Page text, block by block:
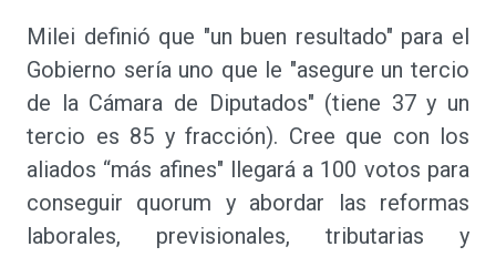
Milei definió que "un buen resultado" para el
Gobierno sería uno que le "asegure un tercio
de la Cámara de Diputados" (tiene 37 y un
tercio es 85 y fracción). Cree que con los
aliados “más afines" llegará a 100 votos para
conseguir quorum y abordar las reformas
laborales, previsionales, tributarias y